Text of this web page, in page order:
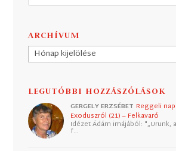
ARCHÍVUM
Archívum
LEGUTÓBBI HOZZÁSZÓLÁSOK
GERGELY ERZSÉBET Reggeli
Exoduszról (21) – Felkavaró
Idézet Ádám imájából:
f…